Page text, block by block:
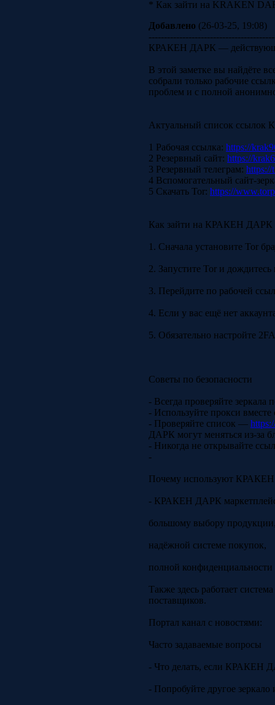
* Как зайти на KRAKEN
Добавлено (26-03-25, 19:08)
КРАКЕН ДАРК —
В этой заметке вы найдёте
собрали только рабочие
проблем и с полной
Актуальный список
1 Рабочая ссылка: https://
2 Резервный сайт: https://
3 Резервный телеграм: https://
4 Вспомогательный сайт-
5 Скачать Tor: https://
Как зайти на КРАКЕН ДАРК
1. Сначала установите Tor
2. Запустите Tor и дождитесь
3. Перейдите по рабочей
4. Если у вас ещё нет
5. Обязательно настройте
Советы по безопасности
- Всегда проверяйте
- Используйте прокси
- Проверяйте список —
ДАРК могут меняться из-за
- Никогда не открывайте
-
Почему используют
- КРАКЕН ДАРК
большому выбору
надёжной системе покупок,
полной конфиденциальности
Также здесь работает
поставщиков.
Портал канал с новостями:
Часто задаваемые вопросы
- Что делать, если КРАКЕН
- Попробуйте другое зеркало